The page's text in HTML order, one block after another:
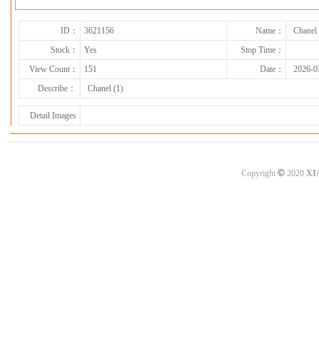
ID： 3621156 Name：
Stock：
Yes
Stop Time：
View Count：
151 Date：
2026-
Describe：
Chanel (1)
Detail Images
Copyright ©2020